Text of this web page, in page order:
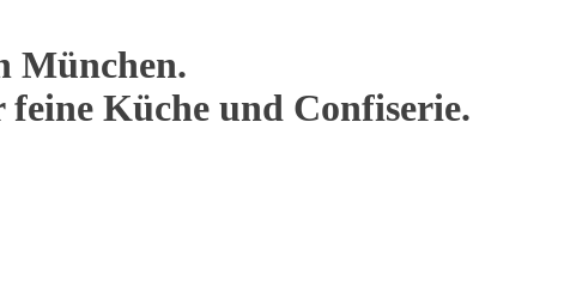
München.
Küche und Confiserie.